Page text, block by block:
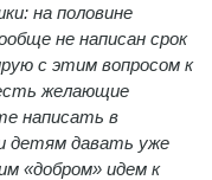
на половине
не написан срок
с этим вопросом к
желающие
написать в
детям давать уже
«добром» идем к